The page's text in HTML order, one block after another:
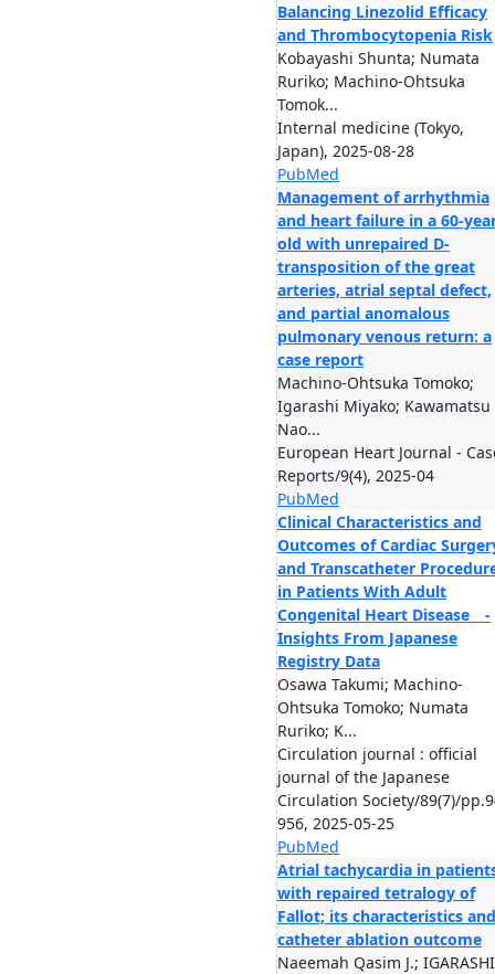
Balancing Linezolid Efficacy
and Thrombocytopenia Risk
Kobayashi Shunta; Numata
Ruriko; Machino-Ohtsuka
Tomok...
Internal medicine (Tokyo,
Japan), 2025-08-28
PubMed
Management of arrhythmia
and heart failure in a 60-
old with unrepaired D-
transposition of the great
arteries, atrial septal defect,
and partial anomalous
pulmonary venous return: a
case report
Machino-Ohtsuka Tomoko;
Igarashi Miyako; Kawamatsu
Nao...
European Heart Journal -
Reports/9(4), 2025-04
PubMed
Clinical Characteristics and
Outcomes of Cardiac
and Transcatheter
in Patients With Adult
Congenital Heart Disease -
Insights From Japanese
Registry Data
Osawa Takumi; Machino-
Ohtsuka Tomoko; Numata
Ruriko; K...
Circulation journal : official
journal of the Japanese
Circulation Society/89(7)/
956, 2025-05-25
PubMed
Atrial tachycardia in
with repaired tetralogy of
Fallot; its characteristics and
catheter ablation outcome
Naeemah Qasim J.; IGARASHI